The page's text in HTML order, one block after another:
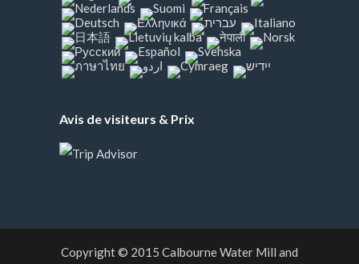
Avis de visiteurs & Prix
Copyright © 2015 Calbourne Water Mill and